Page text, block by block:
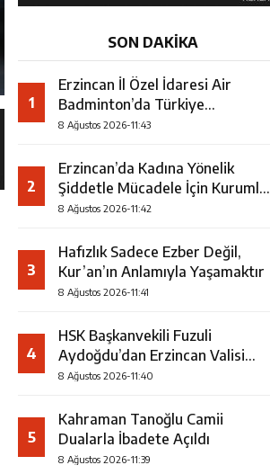
SON DAKİKA
1
Erzincan İl Özel İdaresi Air
Badminton’da Türkiye
Şampiyonu Oldu
8 Ağustos 2026-11:43
2
Erzincan’da Kadına Yönelik
Şiddetle Mücadele İçin Kurumlar
Bir Araya Geldi
8 Ağustos 2026-11:42
3
Hafızlık Sadece Ezber Değil,
Kur’an’ın Anlamıyla Yaşamaktır
8 Ağustos 2026-11:41
4
HSK Başkanvekili Fuzuli
Aydoğdu’dan Erzincan Valisi
Hamza Aydoğdu’ya Ziyaret
8 Ağustos 2026-11:40
5
Kahraman Tanoğlu Camii
Dualarla İbadete Açıldı
8 Ağustos 2026-11:39